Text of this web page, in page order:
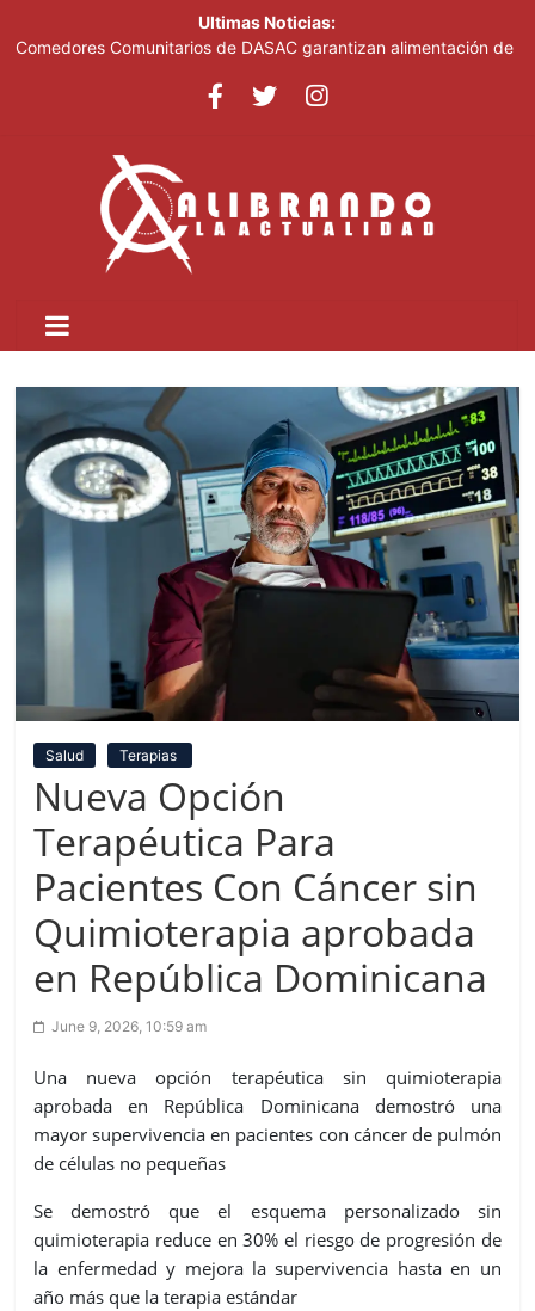
Ultimas Noticias:
Comedores Comunitarios de DASAC garantizan alimentación de
Centroamericanos y del Caribe Santo Domingo 2026
Senado de EE. UU. aprueba nuevo paquete de sanciones a
Italia dice que no acepta ultimátums y mantendrá la suspensión
del Schengen con España
Fransheska Matías gana dos plata en el torneo de pesas de los
Salud Terapias
Nueva Opción
Terapéutica Para
Pacientes Con Cáncer sin
Quimioterapia aprobada
en República Dominicana
June 9, 2026, 10:59 am
Una nueva opción terapéutica sin quimioterapia
aprobada en República Dominicana demostró una
mayor supervivencia en pacientes con cáncer de pulmón
de células no pequeñas
Se demostró que el esquema personalizado sin
quimioterapia reduce en 30% el riesgo de progresión de
la enfermedad y mejora la supervivencia hasta en un
año más que la terapia estándar